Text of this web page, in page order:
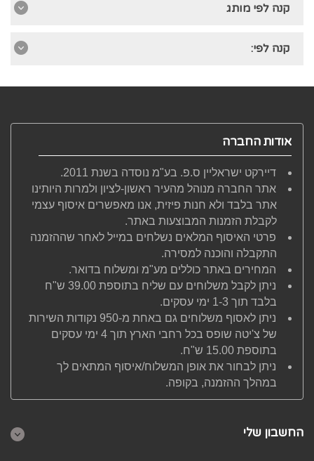
קנה לפי מותג
קנה לפי:
אודות החברה
דיירקט ישראליין ס.פ. בע"מ נוסדה בשנת 2011.
אתר החברה מנוהל מהעיר ראשון-לציון ולמרות היותינו
אתר בלבד ולא חנות פיזית, אנו מאפשרים איסוף עצמי
לקבלת הזמנות המבוצעות באתר.
פרטי האיסוף המלאים נשלחים במייל לאחר שההזמנה
התקבלה והוכנה למסירה.
המחירים באתר כוללים מע"מ ומשלוח בדואר.
ניתן לקבל משלוחים עם שליח בתוספת 39.00 ש"ח
בלבד תוך 1-3 ימי עסקים.
ניתן לאסוף משלוחים גם באחת מ-950 נקודות השירות
של צ'יטה שופס בכל רחבי הארץ תוך 4 ימי עסקים
בתוספת 15.00 ש"ח.
ניתן לבחור את אופן המשלוח/איסוף המתאים לך
במהלך ההזמנה, בקופה.
החשבון שלי